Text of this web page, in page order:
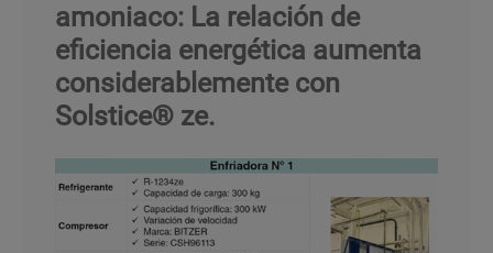
amoniaco: La relación de
eficiencia energética aumenta
considerablemente con
Solstice® ze.